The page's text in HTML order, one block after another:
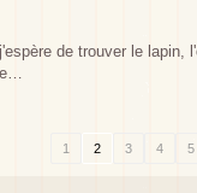
de trouver le
1 2 3 4 5